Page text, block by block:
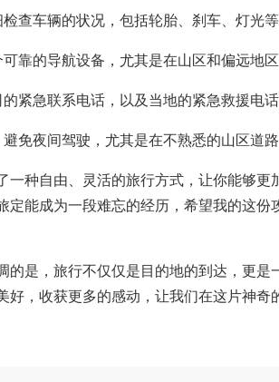
检查车辆的状况，包括轮胎、刹车、灯光
可靠的导航设备，尤其是在山区和偏远地
紧急联系电话，以及当地的紧急救援电话
免夜间驾驶，尤其是在不熟悉的山区道路
一种自由、灵活的旅行方式，让你能够
定能成为一段难忘的经历，希望我的这份
的是，旅行不仅仅是目的地的到达，更
，收获更多的感动，让我们在这片神奇